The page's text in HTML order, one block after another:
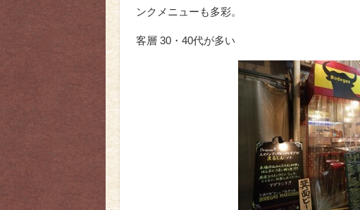
ンクメニューも多彩。
客層 30・40代が多い